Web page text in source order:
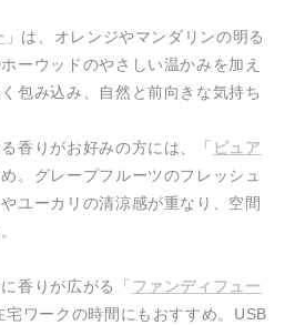
」は、オレンジやマンダリンの明る
ーウッドのやさしい温かみを加え
包み込み、自然と前向きな気持ち
香りがお好みの方には、「 ピュア
。グレープフルーツのフレッシュ
ユーカリの清涼感が重なり、空間
香りが広がる「 ファンディフュー
宅ワークの時間にもおすすめ。USB